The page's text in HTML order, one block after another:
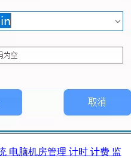
电脑机房管理 计时 计费 监